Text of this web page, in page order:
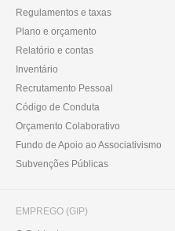
Regulamentos e taxas
Plano e orçamento
Relatório e contas
Inventário
Recrutamento Pessoal
Código de Conduta
Orçamento Colaborativo
Fundo de Apoio ao Associativismo
Subvenções Públicas
EMPREGO (GIP)